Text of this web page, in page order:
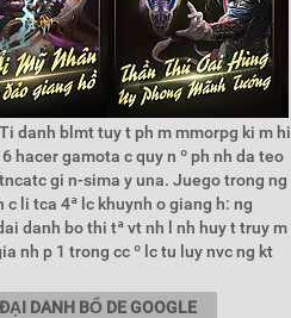
danh blmt tuy t ph m mmorpg ki m hi
hacer gamota c quy n º ph nh da teo
gi n-sima y una. Juego trong ng
li tca 4ª lc khuynh o giang h: ng
danh bo thi tª vt nh l nh huy t truy m
nh p 1 trong cc º lc tu luy nvc ng kt
DANH BỔ DE GOOGLE